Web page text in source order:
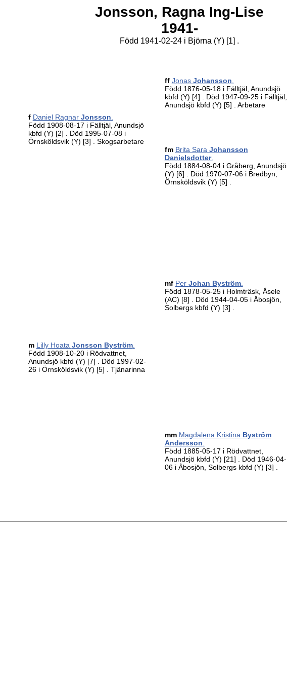
Jonsson, Ragna Ing-Lise
1941-
Född 1941-02-24 i Björna (Y) [1] .
f Daniel Ragnar Jonsson
Född 1908-08-17 i Fälltjäl, Anundsjö
kbfd (Y) [2]
. Död 1995-07-08 i
Örnsköldsvik (Y) [3] . Skogsarbetare
ff Jonas Johansson
Född 1876-05-18 i Fälltjäl, Anundsjö
kbfd (Y) [4]
. Död 1947-09-25 i Fälltjäl,
Anundsjö kbfd (Y) [5] . Arbetare
fm Brita Sara Johansson
Danielsdotter.
Född 1884-08-04 i Gråberg, Anundsjö
(Y) [6]
. Död 1970-07-06 i Bredbyn,
Örnsköldsvik (Y) [5]
m Lilly Hoata Jonsson Byström.
Född 1908-10-20 i Rödvattnet,
Anundsjö kbfd (Y) [7]
. Död 1997-02-
26 i Örnsköldsvik (Y) [5] . Tjänarinna
mf Per Johan Byström.
Född 1878-05-25 i Holmträsk, Åsele
(AC) [8]
. Död 1944-04-05 i Åbosjön,
Solbergs kbfd (Y) [3]
mm Magdalena Kristina Byström
Andersson
Född 1885-05-17 i Rödvattnet,
Anundsjö kbfd (Y) [21]
. Död 1946-04-
06 i Åbosjön, Solbergs kbfd (Y) [3]